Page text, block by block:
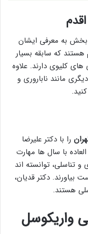
بخش به معرفی ایشان
هستند که سابقه بسیار
کلیوی دارند. علاوه
مانند ناباروری و
را با دکتر علیرضا
با سال ها مهارت
تناسلی، توانسته اند
بیاورند. دکتر قدیان،
هستند.
واریکوسل